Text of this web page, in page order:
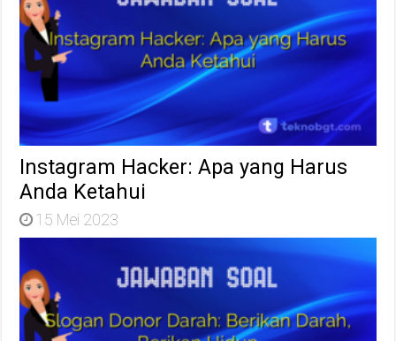
Instagram Hacker: Apa yang Harus
Anda Ketahui
15 Mei 2023